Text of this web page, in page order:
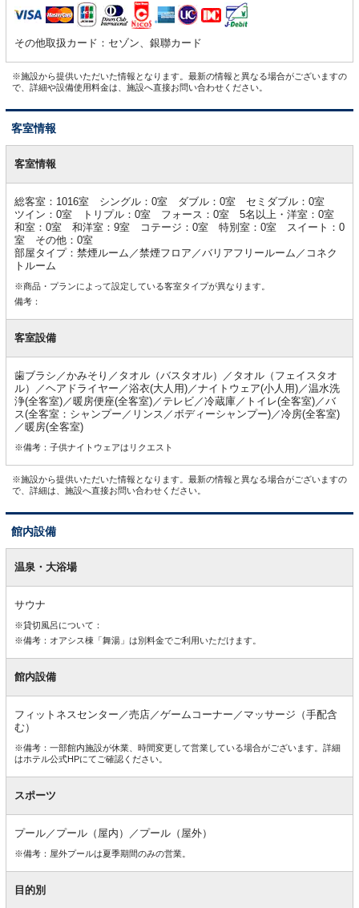
その他取扱カード：セゾン、銀聯カード
※施設から提供いただいた情報となります。最新の情報と異なる場合がございますの
で、詳細や設備使用料金は、施設へ直接お問い合わせください。
客室情報
室客室情報
総客室：1016室 シングル：0室 ダブル：0室 セミダブル：0室
ツイン：0室 トリプル：0室 フォース：0室 5名以上・洋室：0室
和室：0室 和洋室：9室 コテージ：0室 特別室：0室 スイート：0
室 その他：0室
部屋タイプ：禁煙ルーム／禁煙フロア／バリアフリールーム／コネク
トルーム
※商品・プランによって設定している客室タイプが異なります。
備考：
客室設備
歯ブラシ／かみそり／タオル（バスタオル）／タオル（フェイスタオ
ル）／ヘアドライヤー／浴衣(大人用)／ナイトウェア(小人用)／温水洗
浄(全客室)／暖房便座(全客室)／テレビ／冷蔵庫／トイレ(全客室)／バ
ス(全客室：シャンプー／リンス／ボディーシャンプー)／冷房(全客室)
／暖房(全客室)
※備考：子供ナイトウェアはリクエスト
※施設から提供いただいた情報となります。最新の情報と異なる場合がございますの
で、詳細は、施設へ直接お問い合わせください。
館内設備
内温泉・大浴場
サウナ
※貸切風呂について：
※備考：オアシス棟「舞湯」は別料金でご利用いただけます。
館内設備
フィットネスセンター／売店／ゲームコーナー／マッサージ（手配含
む）
※備考：一部館内施設が休業、時間変更して営業している場合がございます。詳細
はホテル公式HPにてご確認ください。
スポーツ
プール／プール（屋内）／プール（屋外）
※備考：屋外プールは夏季期間のみの営業。
目的別